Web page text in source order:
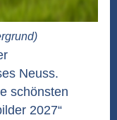
Neuss.
schönsten
2027“